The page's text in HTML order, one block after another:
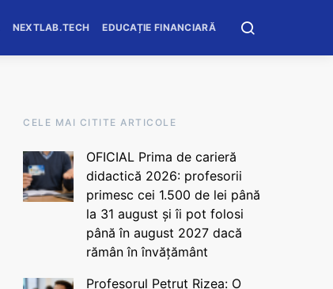
NEXTLAB.TECH EDUCAȚIE FINANCIARĂ
CELE MAI CITITE ARTICOLE
OFICIAL Prima de carieră
didactică 2026: profesorii
primesc cei 1.500 de lei până
la 31 august și îi pot folosi
până în august 2027 dacă
rămân în învățământ
Profesorul Petruț Rizea: O